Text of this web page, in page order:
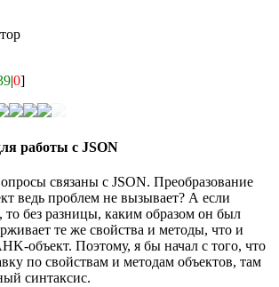
|0]
работы с JSON
связаны с JSON. Преобразование
ведь проблем не вызывает? А если
то без разницы, каким образом он был
те же свойства и методы, что и
объект. Поэтому, я бы начал с того, что
по свойствам и методам объектов, там
синтаксис.